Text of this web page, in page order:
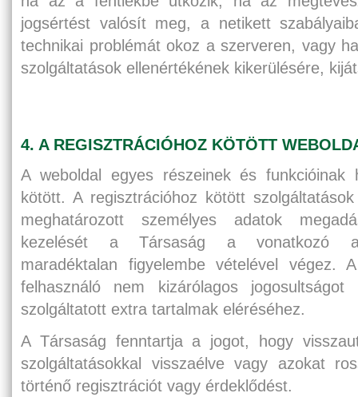
jogsértést valósít meg, a netikett
technikai problémát okoz a szerveren, vagy
szolgáltatások ellenértékének kikerülésére,
4. A REGISZTRÁCIÓHOZ KÖTÖTT
A weboldal egyes részeinek és funkcióinak
kötött. A regisztrációhoz kötött
meghatározott személyes adatok
kezelését a Társaság a vonatkozó
maradéktalan figyelembe vételével végez.
felhasználó nem kizárólagos
szolgáltatott extra tartalmak eléréséhez.
A Társaság fenntartja a jogot, hogy
szolgáltatásokkal visszaélve vagy azokat
történő regisztrációt vagy érdeklődést.